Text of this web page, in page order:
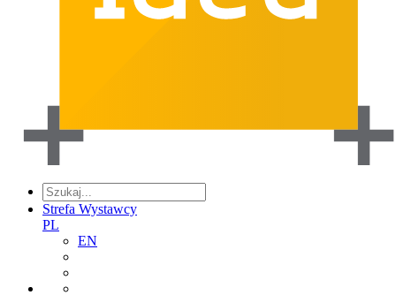
Strefa Wystawcy
PL
EN